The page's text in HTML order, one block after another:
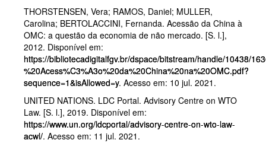
THORSTENSEN, Vera; RAMOS, Daniel; MULLER,
Carolina; BERTOLACCINI, Fernanda. Acessão da China à
OMC: a questão da economia de não mercado. [S. l.],
2012. Disponível em:
https://bibliotecadigitalfgv.br/dspace/bitstream/handle/10438/
%20Acess%C3%A3o%20da%20China%20na%20OMC.pdf?
sequence=1&isAllowed=y. Acesso em: 10 jul. 2021.
UNITED NATIONS. LDC Portal. Advisory Centre on WTO
Law. [S. l.], 2019. Disponível em:
https://www.un.org/ldcportal/advisory-centre-on-wto-law-
acwl/. Acesso em: 11 jul. 2021.